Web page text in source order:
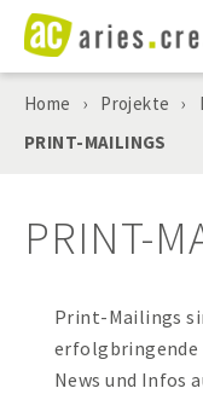
DIGITALE
CONSULTING
Home › Projekte ›
PRINT-MAILINGS
PRINT-
Print-Mailings
erfolgbringende
News und Infos